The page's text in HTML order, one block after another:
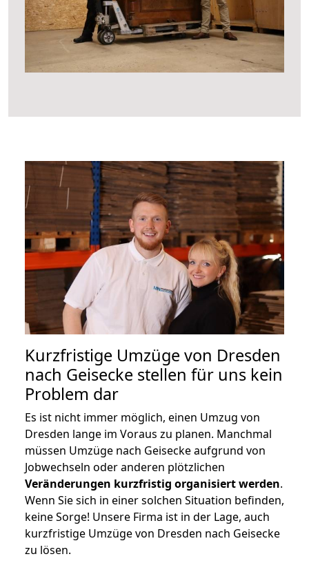
Kurzfristige Umzüge von Dresden
nach Geisecke stellen für uns kein
Problem dar
Es ist nicht immer möglich, einen Umzug von
Dresden lange im Voraus zu planen. Manchmal
müssen Umzüge nach Geisecke aufgrund von
Jobwechseln oder anderen plötzlichen
Veränderungen kurzfristig organisiert werden.
Wenn Sie sich in einer solchen Situation befinden,
keine Sorge! Unsere Firma ist in der Lage, auch
kurzfristige Umzüge von Dresden nach Geisecke
zu lösen.